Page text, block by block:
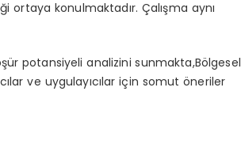
konulmaktadır. Çalışma aynı
potansiyeli analizinisunmakta,Bölgesel
ve uygulayıcılar için somut öneriler